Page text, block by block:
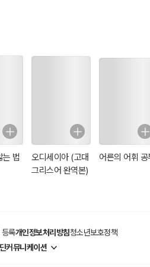
는 법
오디세이아 (고대
그리스어 완역본)
어른의 어휘 공
등록개인정보처리방침청소년보호정책
커뮤니케이션